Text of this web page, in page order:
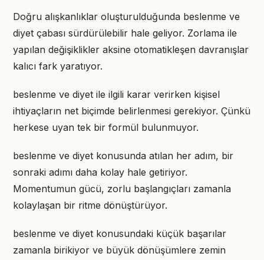
Doğru alışkanlıklar oluşturulduğunda beslenme ve
diyet çabası sürdürülebilir hale geliyor. Zorlama ile
yapılan değişiklikler aksine otomatikleşen davranışlar
kalıcı fark yaratıyor.
beslenme ve diyet ile ilgili karar verirken kişisel
ihtiyaçların net biçimde belirlenmesi gerekiyor. Çünkü
herkese uyan tek bir formül bulunmuyor.
beslenme ve diyet konusunda atılan her adım, bir
sonraki adımı daha kolay hale getiriyor.
Momentumun gücü, zorlu başlangıçları zamanla
kolaylaşan bir ritme dönüştürüyor.
beslenme ve diyet konusundaki küçük başarılar
zamanla birikiyor ve büyük dönüşümlere zemin